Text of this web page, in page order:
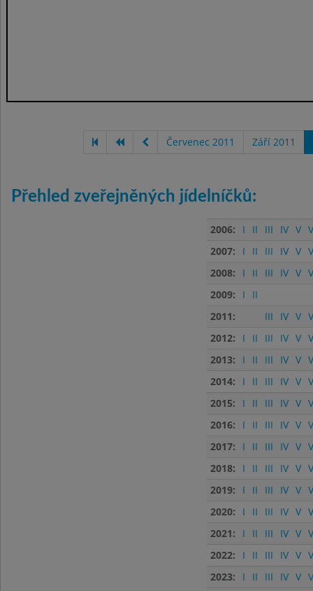
Červenec 2011 Září 2011
Přehled zveřejněných jídelníčků:
2006: I II III IV V
2007:
I II III IV V
2008:
I II III IV V
2009:
I
II
2011:
III IV V
2012:
I II III IV V
2013:
I II III IV V
2014:
I II III IV V
2015:
I II III IV V
2016:
I II III IV V
2017:
I II III IV V
2018:
I II III IV V
2019:
I II III IV V
2020:
I II III IV V
2021:
I II III IV V
2022:
I II III IV V
2023:
I II III IV V